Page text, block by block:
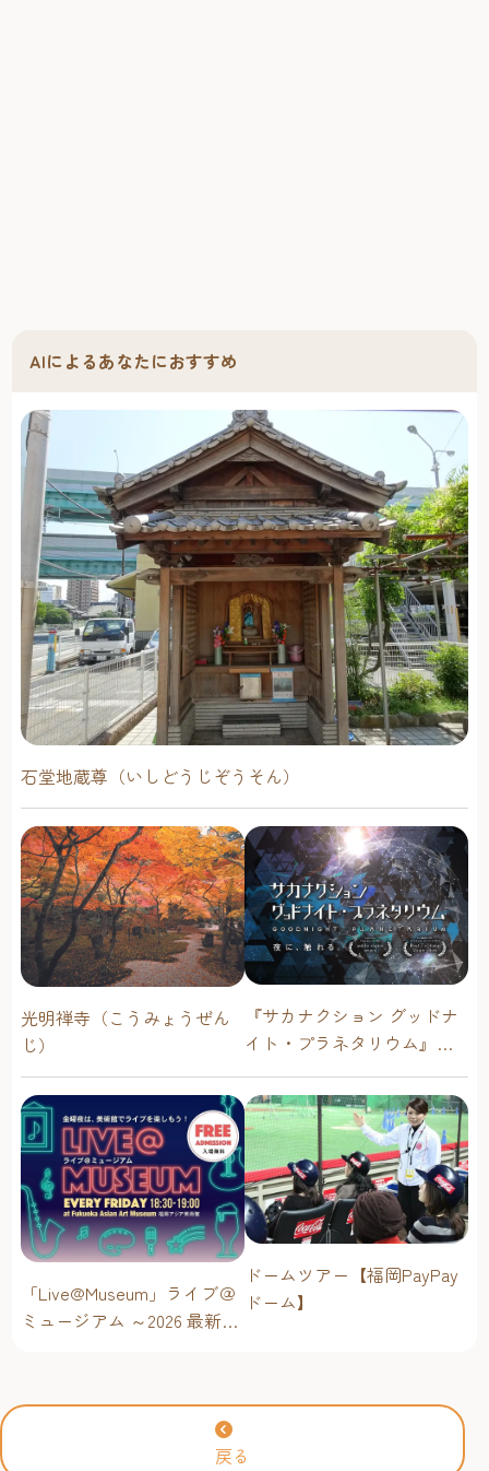
AIによるあなたにおすすめ
石堂地蔵尊（いしどうじぞうそん）
光明禅寺（こうみょうぜん
じ）
『サカナクション グッドナ
イト・プラネタリウム』が
科学館 ドームシアター】
2026年
「Live@Museum」ライブ＠
ミュージアム ～2026 最新イ
ドームツアー【福岡PayPay
ドーム】
戻る